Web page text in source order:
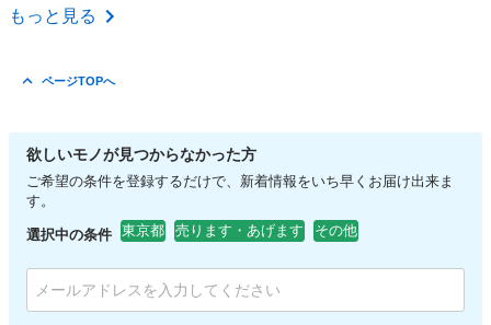
東京 府中市
もっと見る
ページTOPへ
欲しいモノが見つからなかった方
ご希望の条件を登録するだけで、新着情報をいち早くお届け出来ま
す。
選択中の条件 東京都 売ります・あげます その他